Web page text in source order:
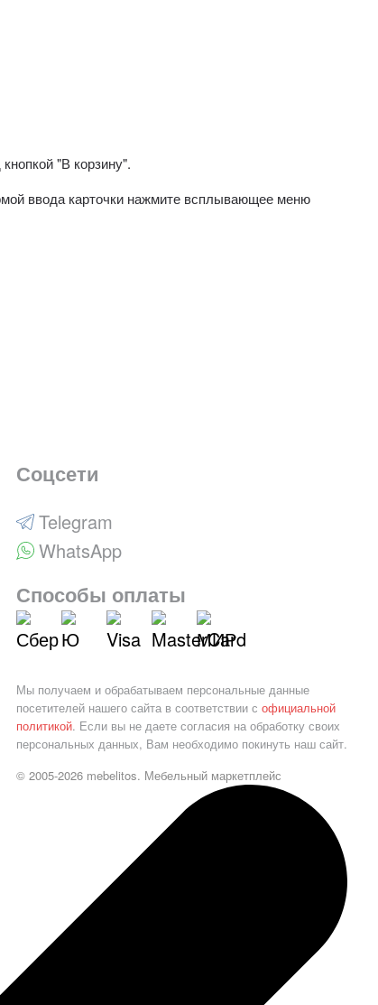
"В корзину".
ввода карточки нажмите всплывающее меню
Соцсети
Telegram
WhatsApp
Способы оплаты
Мы получаем и обрабатываем персональные данные
посетителей нашего сайта в соответствии с официальной
политикой. Если вы не даете согласия на обработку своих
персональных данных, Вам необходимо покинуть наш сайт.
© 2005-2026 mebelitos. Мебельный маркетплейс